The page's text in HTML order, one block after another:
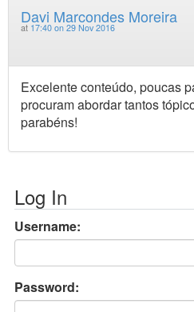
Davi Marcondes Moreira
at 17:40 on 29 Nov 2016
Excelente conteúdo, poucas
procuram abordar tantos
parabéns!
Log In
Username:
Password: